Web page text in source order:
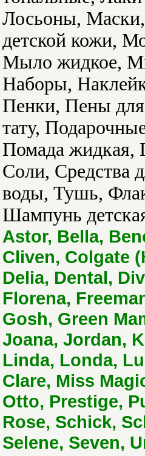
Лосьоны,
детской кожи,
Мыло жидкое,
Наборы,
Пенки, Пены
тату,
Помада жидкая,
Соли, Средства
воды, Тушь,
Шампунь
Astor, Bella,
Cliven, Colgate
Delia, Dental,
Florena,
Gosh, Green
Joana, Jordan,
Linda, Londa,
Clare, Miss
Otto, Prestige,
Rose, Schick,
Selene, Seven,